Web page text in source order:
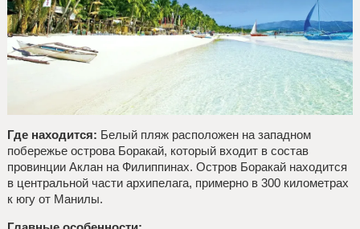
Где находится: Белый пляж расположен на западном
побережье острова Боракай, который входит в состав
провинции Аклан на Филиппинах. Остров Боракай находится
в центральной части архипелага, примерно в 300 километрах
к югу от Манилы.